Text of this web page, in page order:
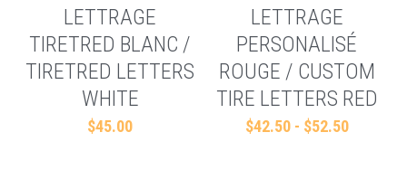
LETTRAGE
TIRETRED BLANC /
TIRETRED LETTERS
WHITE
$45.00
LETTRAGE
PERSONALISÉ
ROUGE / CUSTOM
TIRE LETTERS RED
$42.50 - $52.50